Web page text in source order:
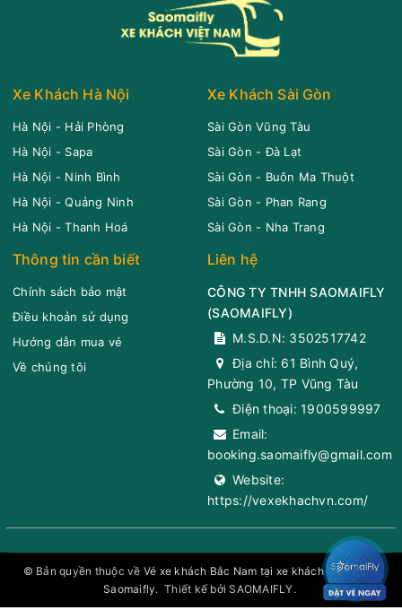
Xe Khách Hà Nội
Hà Nội - Hải Phòng
Hà Nội - Sapa
Hà Nội - Ninh Bình
Hà Nội - Quảng Ninh
Hà Nội - Thanh Hoá
Xe Khách Sài Gòn
Sài Gòn Vũng Tàu
Sài Gòn - Đà Lạt
Sài Gòn - Buôn Ma Thuột
Sài Gòn - Phan Rang
Sài Gòn - Nha Trang
Thông tin cần biết
Chính sách bảo mật
Điều khoản sử dụng
Hướng dẫn mua vé
Về chúng tôi
Liên hệ
CÔNG TY TNHH SAOMAIFLY
(SAOMAIFLY)
M.S.D.N: 3502517742
Địa chỉ: 61 Bình Quý,
Phường 10, TP Vũng Tàu
Điện thoại: 1900599997
Email:
booking.saomaifly@gmail.com
Website:
https://vexekhachvn.com/
© Bản quyền thuộc về Vé xe khách Bắc Nam tại xe khách toàn quốc
Saomaifly. Thiết kế bởi SAOMAIFLY.